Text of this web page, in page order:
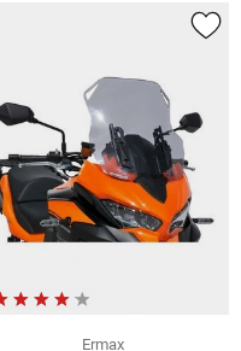
Ermax